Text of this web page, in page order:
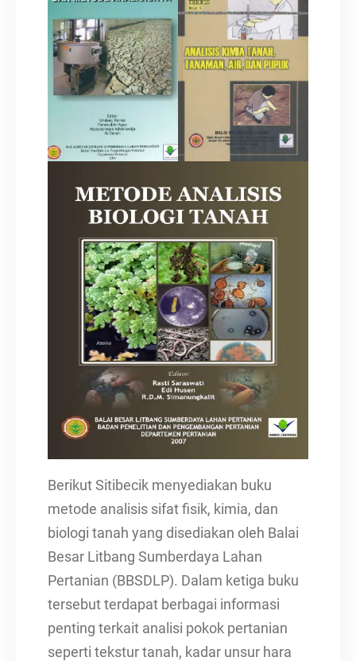
Berikut Sitibecik menyediakan buku
metode analisis sifat fisik, kimia, dan
biologi tanah yang disediakan oleh Balai
Besar Litbang Sumberdaya Lahan
Pertanian (BBSDLP). Dalam ketiga buku
tersebut terdapat berbagai informasi
penting terkait analisi pokok pertanian
seperti tekstur tanah, kadar unsur hara